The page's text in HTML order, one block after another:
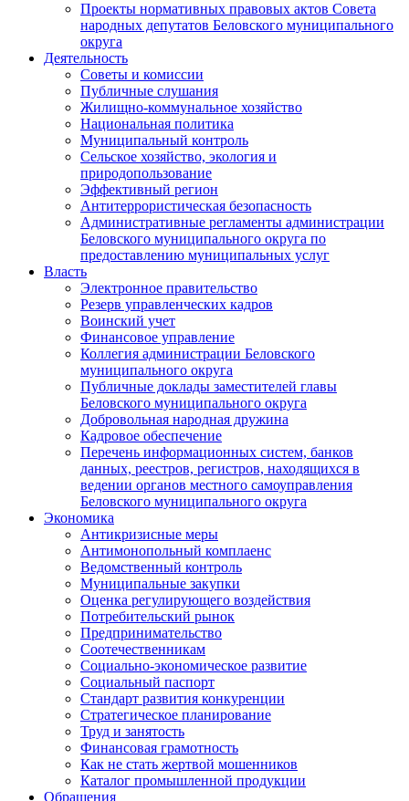
Проекты нормативных правовых актов Совета
народных депутатов Беловского муниципального
округа
Деятельность
Советы и комиссии
Публичные слушания
Жилищно-коммунальное хозяйство
Национальная политика
Муниципальный контроль
Сельское хозяйство, экология и
природопользование
Эффективный регион
Антитеррористическая безопасность
Административные регламенты администрации
Беловского муниципального округа по
предоставлению муниципальных услуг
Власть
Электронное правительство
Резерв управленческих кадров
Воинский учет
Финансовое управление
Коллегия администрации Беловского
муниципального округа
Публичные доклады заместителей главы
Беловского муниципального округа
Добровольная народная дружина
Кадровое обеспечение
Перечень информационных систем, банков
данных, реестров, регистров, находящихся в
ведении органов местного самоуправления
Беловского муниципального округа
Экономика
Антикризисные меры
Антимонопольный комплаенс
Ведомственный контроль
Муниципальные закупки
Оценка регулирующего воздействия
Потребительский рынок
Предпринимательство
Соотечественникам
Социально-экономическое развитие
Социальный паспорт
Стандарт развития конкуренции
Стратегическое планирование
Труд и занятость
Финансовая грамотность
Как не стать жертвой мошенников
Каталог промышленной продукции
Обращения